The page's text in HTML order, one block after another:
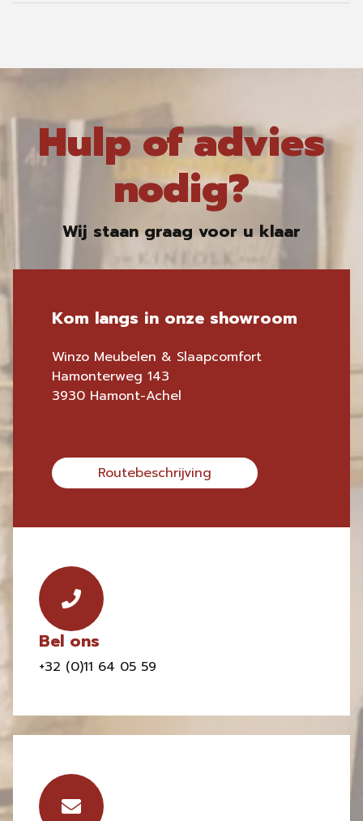
Hulp of advies
nodig?
Wij staan graag voor u klaar
Kom langs in onze showroom
Winzo Meubelen & Slaapcomfort
Hamonterweg 143
3930 Hamont-Achel
Routebeschrijving
Bel ons
+32 (0)11 64 05 59